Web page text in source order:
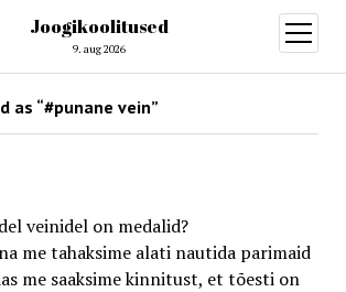
Joogikoolitused
9. aug 2026
open
menu
as “#punane vein”
veinidel on medalid?
me tahaksime alati nautida parimaid
me saaksime kinnitust, et tõesti on